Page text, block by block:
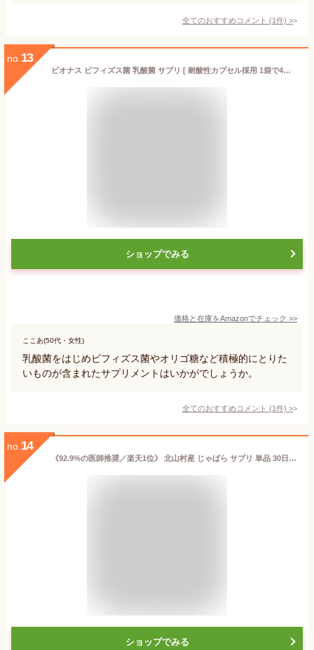
全てのおすすめコメント (1件) >
no. 13
ビオナス ビフィズス菌 乳酸菌 サプリ [ 耐酸性カプセル採用 1袋で4兆個 ] 生きた 酪酸菌 ナットウキナーゼ オリゴ糖 1日1粒 / 3袋セット
ショップでみる
価格と在庫をAmazonでチェック >>
ここあ(50代・女性)
乳酸菌をはじめビフィズス菌やオリゴ糖など積極的にとりた
いものが含まれたサプリメントはいかがでしょうか。
全てのおすすめコメント (1件) >
no. 14
《92.9%の医師推奨／楽天1位》 北山村産 じゃばら サプリ 単品 30日分 めはな乳酸菌 200億個 60粒 北山村 じゃばらサプリ 黒じゃばら ナリルチン 乳酸菌 乳酸菌サプリ じゃばらサプリメント サプリメント JB001
ショップでみる